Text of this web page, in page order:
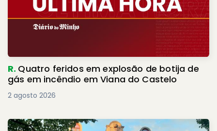
R. Quatro feridos em explosão de botija de
gás em incêndio em Viana do Castelo
2 agosto 2026